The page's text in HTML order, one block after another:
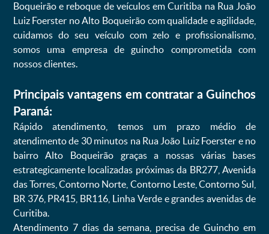
Boqueirão e reboque de veículos em Curitiba na Rua João
Luiz Foerster no Alto Boqueirão com qualidade e agilidade,
cuidamos do seu veículo com zelo e profissionalismo,
somos uma empresa de guincho comprometida com
nossos clientes.
Principais vantagens em contratar a Guinchos
Paraná:
Rápido atendimento, temos um prazo médio de
atendimento de 30 minutos na Rua João Luiz Foerster e no
bairro Alto Boqueirão graças a nossas várias bases
estrategicamente localizadas próximas da BR277, Avenida
das Torres, Contorno Norte, Contorno Leste, Contorno Sul,
BR 376, PR415, BR116, Linha Verde e grandes avenidas de
Curitiba.
Atendimento 7 dias da semana, precisa de Guincho em